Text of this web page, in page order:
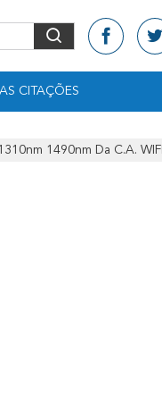
CITAÇÕES
1490nm Da C.A. WIFI